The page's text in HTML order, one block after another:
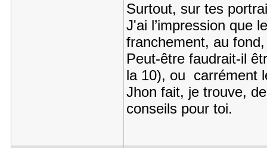
Surtout, sur tes
J'ai l’impression que
franchement, au
Peut-être faudrait-il
la 10), ou carrément
Jhon fait, je trouve,
conseils pour toi.